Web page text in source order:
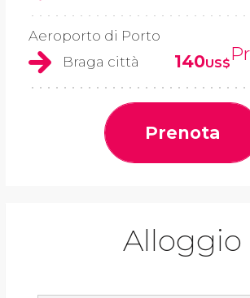
Aeroporto di Porto
Braga città
140US$
Prenota
Alloggio